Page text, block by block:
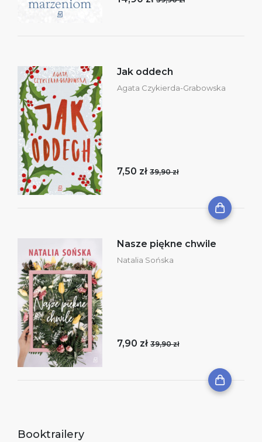
Jak oddech
Agata Czykierda-Grabowska
7,50 zł 39,90 zł
Nasze piękne chwile
Natalia Sońska
7,90 zł 39,90 zł
Booktrailery